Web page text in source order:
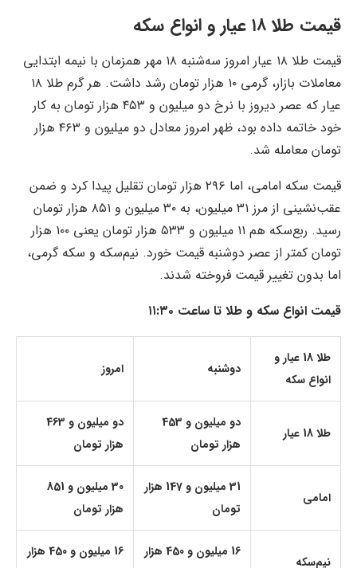
قیمت طلا ۱۸ عیار و انواع سکه
قیمت طلا ۱۸ عیار امروز سه‌شنبه ۱۸ مهر همزمان با نیمه ابتدایی
معاملات بازار، گرمی ۱۰ هزار تومان رشد داشت. هر گرم طلا ۱۸
عیار که عصر دیروز با نرخ دو میلیون و ۴۵۳ هزار تومان به کار
خود خاتمه داده بود، ظهر امروز معادل دو میلیون و ۴۶۳ هزار
تومان معامله شد.
قیمت سکه امامی، اما ۲۹۶ هزار تومان تقلیل پیدا کرد و ضمن
عقب‌نشینی از مرز ۳۱ میلیون، به ۳۰ میلیون و ۸۵۱ هزار تومان
رسید. ربع‌سکه هم ۱۱ میلیون و ۵۳۳ هزار تومان یعنی ۱۰۰ هزار
تومان کمتر از عصر دوشنبه قیمت خورد. نیم‌سکه و سکه گرمی،
اما بدون تغییر قیمت فروخته شدند.
قیمت انواع سکه و طلا تا ساعت ۱۱:۳۰
طلا 18 عیار و
انواع سکه
دوشنبه امروز
طلا 18 عیار
دو میلیون و 453
هزار تومان
دو میلیون و 463
هزار تومان
امامی
31 میلیون و 147 هزار
تومان
30 میلیون و 851
هزار تومان
نیم‌سکه
16 میلیون و 450 هزار
16 میلیون و 450 هزار